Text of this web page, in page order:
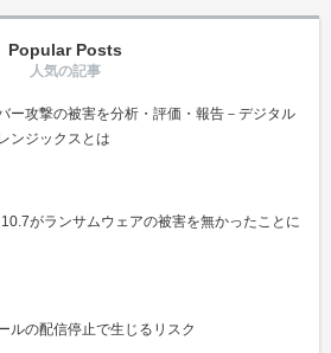
Popular Posts
ー攻撃の被害を分析・評価・報告－デジタル
ンジックスとは
10.7がランサムウェアの被害を無かったことに
ルの配信停止で生じるリスク